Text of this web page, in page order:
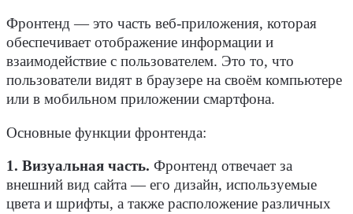
Фронтенд — это часть веб-приложения, которая
обеспечивает отображение информации и
взаимодействие с пользователем. Это то, что
пользователи видят в браузере на своём компьютере
или в мобильном приложении смартфона.
Основные функции фронтенда:
1. Визуальная часть. Фронтенд отвечает за
внешний вид сайта — его дизайн, используемые
цвета и шрифты, а также расположение различных